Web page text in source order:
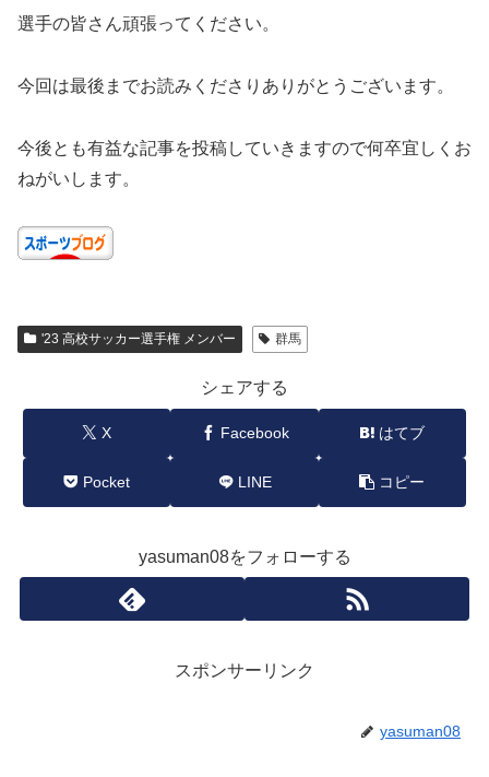
選手の皆さん頑張ってください。
今回は最後までお読みくださりありがとうございます。
今後とも有益な記事を投稿していきますので何卒宜しくお
ねがいします。
'23 高校サッカー選手権 メンバー 群馬
シェアする
X Facebook はてブ
Pocket LINE コピー
yasuman08をフォローする
スポンサーリンク
yasuman08